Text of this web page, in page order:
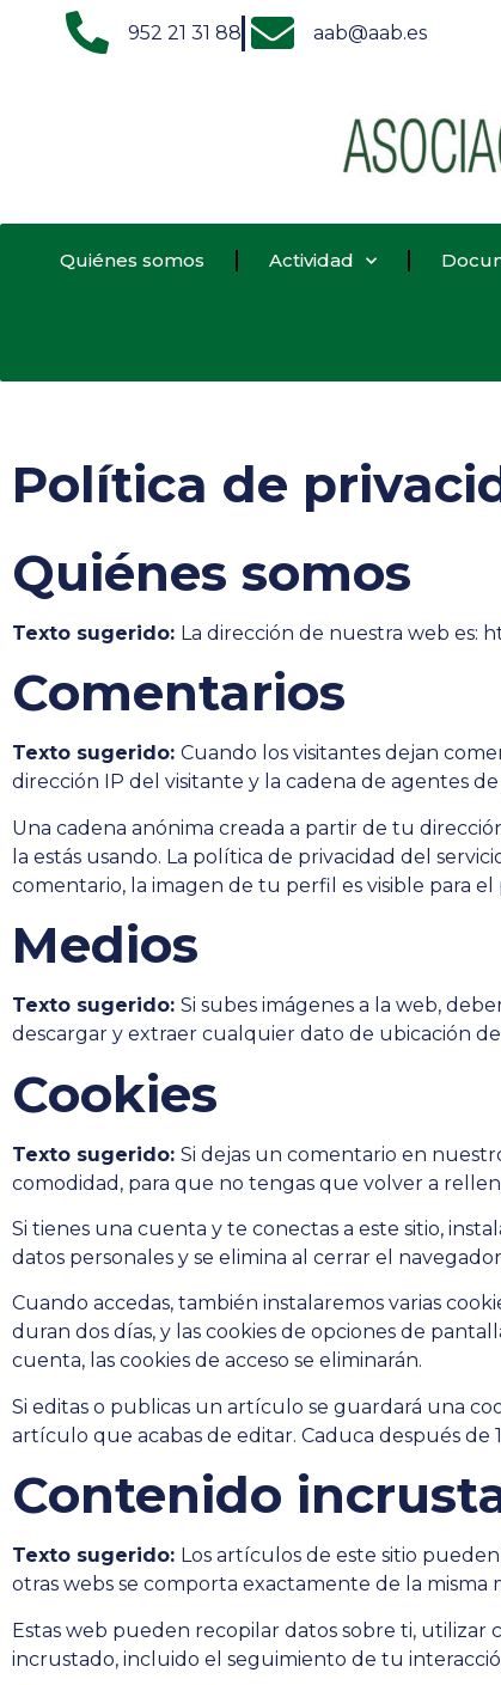
952 21 31 88 aab@aab.es
Quiénes somos Actividad
Política de
Quiénes somos
Texto sugerido: La dirección de nuestra web es:
Comentarios
Texto sugerido: Cuando los visitantes dejan
dirección IP del visitante y la cadena de agentes
Una cadena anónima creada a partir de tu
la estás usando. La política de privacidad del
comentario, la imagen de tu perfil es visible para
Medios
Texto sugerido: Si subes imágenes a la web,
descargar y extraer cualquier dato de ubicación
Cookies
Texto sugerido: Si dejas un comentario en
comodidad, para que no tengas que volver a
Si tienes una cuenta y te conectas a este sitio,
datos personales y se elimina al cerrar el
Cuando accedas, también instalaremos varias
duran dos días, y las cookies de opciones de
cuenta, las cookies de acceso se eliminarán.
Si editas o publicas un artículo se guardará una
artículo que acabas de editar. Caduca después de
Contenido
Texto sugerido: Los artículos de este sitio
otras webs se comporta exactamente de la misma
Estas web pueden recopilar datos sobre ti,
incrustado, incluido el seguimiento de tu